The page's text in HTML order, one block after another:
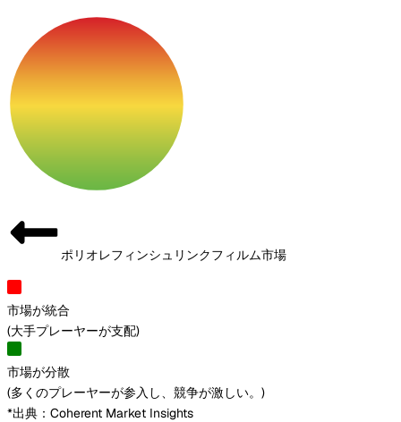
ポリオレフィンシュリンクフィルム市場
市場が統合
(大手プレーヤーが支配)
市場が分散
(多くのプレーヤーが参入し、競争が激しい。 )
*出典：Coherent Market Insights